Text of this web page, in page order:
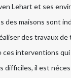
Lehart et ses
maisons sont
des travaux
ces interventions
difficiles, il est